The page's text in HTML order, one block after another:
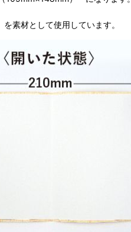
素材として使用しています。